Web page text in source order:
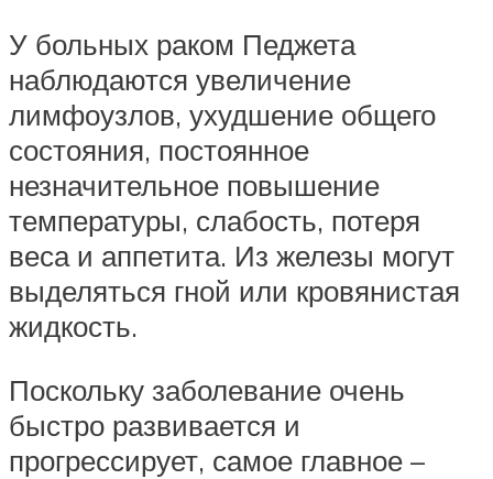
У больных раком Педжета
наблюдаются увеличение
лимфоузлов, ухудшение общего
состояния, постоянное
незначительное повышение
температуры, слабость, потеря
веса и аппетита. Из железы могут
выделяться гной или кровянистая
жидкость.
Поскольку заболевание очень
быстро развивается и
прогрессирует, самое главное –